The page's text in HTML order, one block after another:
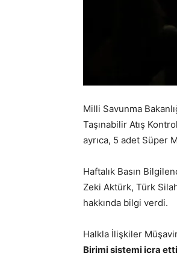
Milli Savunma
Taşınabilir Atış
ayrıca, 5 adet Süper
Haftalık Basın
Zeki Aktürk, Türk
hakkında bilgi verdi.
Halkla İlişkiler
Birimi sistemi icra